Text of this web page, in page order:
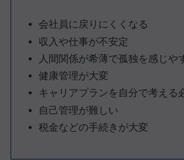
会社員に戻りにくくなる
収入や仕事が不安定
人間関係が希薄で孤独を感じや
健康管理が大変
キャリアプランを自分で考える
自己管理が難しい
税金などの手続きが大変